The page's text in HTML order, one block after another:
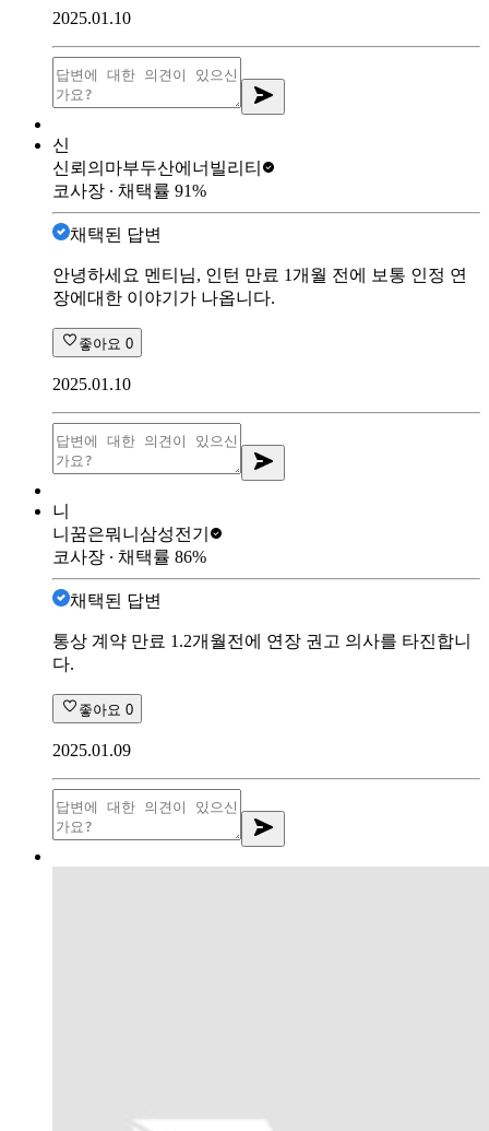
2025.01.10
신
신뢰의마부두산에너빌리티
코사장 ∙ 채택률 91%
채택된 답변
안녕하세요 멘티님, 인턴 만료 1개월 전에 보통 인정 연
장에대한 이야기가 나옵니다.
좋아요 0
2025.01.10
니
니꿈은뭐니 삼성전기
코사장 ∙ 채택률 86%
채택된 답변
통상 계약 만료 1.2개월전에 연장 권고 의사를 타진합니
다.
좋아요 0
2025.01.09